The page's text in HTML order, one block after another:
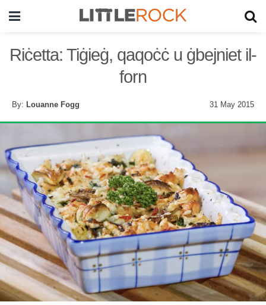
Riċetta: Tiġieġ, qaqoċċ u ġbejniet il-
forn
By: Louanne Fogg 31 May 2015